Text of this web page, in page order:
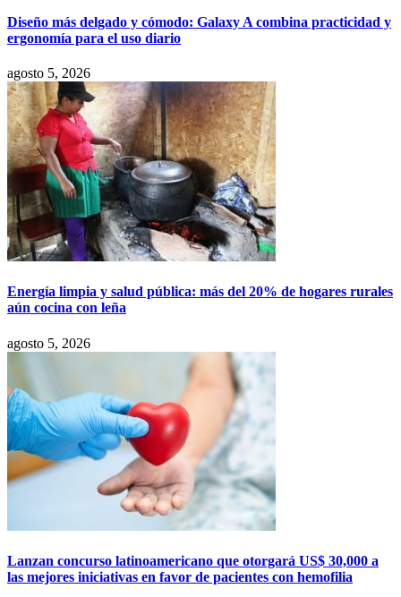
Diseño más delgado y cómodo: Galaxy A combina practicidad y
ergonomía para el uso diario
agosto 5, 2026
Energía limpia y salud pública: más del 20% de hogares rurales
aún cocina con leña
agosto 5, 2026
Lanzan concurso latinoamericano que otorgará US$ 30,000 a
las mejores iniciativas en favor de pacientes con hemofilia